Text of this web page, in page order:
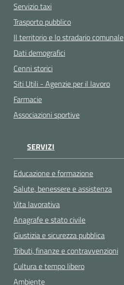
Servizio taxi
Trasporto pubblico
Il territorio e lo stradario comunale
Dati demografici
Cenni storici
Siti Utili - Agenzie per il lavoro
Farmacie
Associazioni sportive
SERVIZI
Educazione e formazione
Salute, benessere e assistenza
Vita lavorativa
Anagrafe e stato civile
Giustizia e sicurezza pubblica
Tributi, finanze e contravvenzioni
Cultura e tempo libero
Ambiente